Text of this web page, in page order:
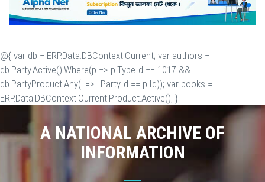
@{ var db = ERP.Data.DBContext.Current; var authors =
db.Party.Active().Where(p => p.TypeId == 1017 &&
db.PartyProduct.Any(i => i.PartyId == p.Id)); var books =
ERP.Data.DBContext.Current.Product.Active(); }
A NATIONAL ARCHIVE OF
INFORMATION